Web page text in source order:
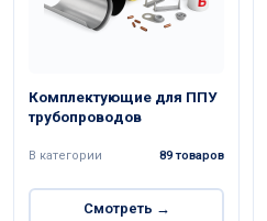
Комплектующие для ППУ
трубопроводов
В категории 89 товаров
Смотреть →